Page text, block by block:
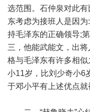
选范围。石仲泉对此
东考虑为接班人是因
持毛泽东的正确领导;
三，他能武能文，出
格与毛泽东有许多相
小11岁，比刘少奇小6
于邓小平有上述优点